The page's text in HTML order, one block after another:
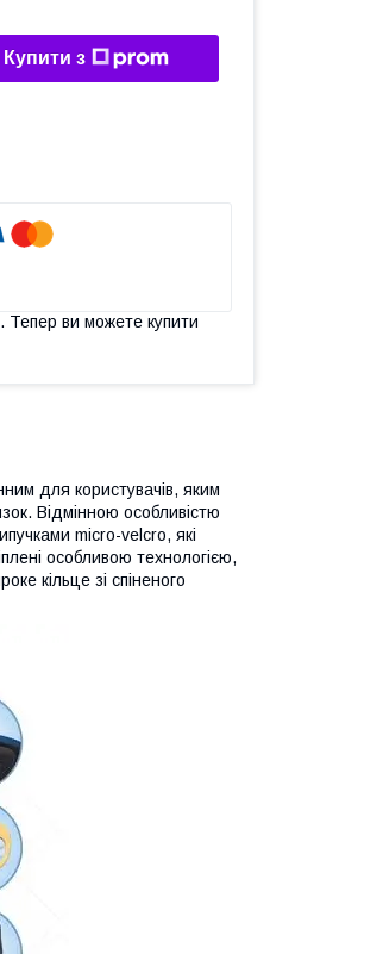
Купити з
Тепер ви можете купити
для користувачів, яким
Відмінною особливістю
micro-velcro, які
особливою технологією,
кільце зі спіненого